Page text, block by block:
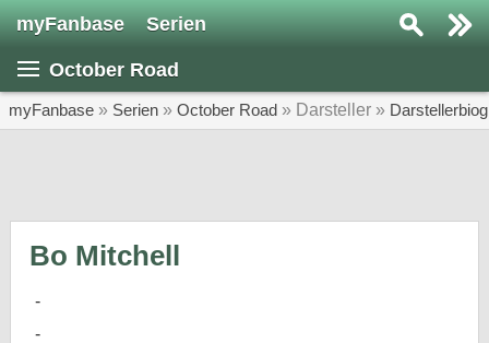
myFanbase Serien
October Road
myFanbase » Serien » October Road » Darsteller »
Bo Mitchell
SERIEN